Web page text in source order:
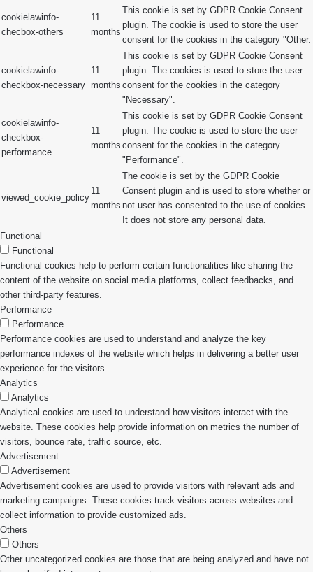
cookielawinfo-
checbox-others
11
months
This cookie is set by GDPR Cookie Consent
plugin. The cookie is used to store the user
consent for the cookies in the category "Other.
cookielawinfo-
checkbox-necessary
11
months
This cookie is set by GDPR Cookie Consent
plugin. The cookies is used to store the user
consent for the cookies in the category
"Necessary".
cookielawinfo-
checkbox-
performance
11
months
This cookie is set by GDPR Cookie Consent
plugin. The cookie is used to store the user
consent for the cookies in the category
"Performance".
viewed_cookie_policy
11
months
The cookie is set by the GDPR Cookie
Consent plugin and is used to store whether or
not user has consented to the use of cookies.
It does not store any personal data.
Functional
Functional
Functional cookies help to perform certain functionalities like sharing the
content of the website on social media platforms, collect feedbacks, and
other third-party features.
Performance
Performance
Performance cookies are used to understand and analyze the key
performance indexes of the website which helps in delivering a better user
experience for the visitors.
Analytics
Analytics
Analytical cookies are used to understand how visitors interact with the
website. These cookies help provide information on metrics the number of
visitors, bounce rate, traffic source, etc.
Advertisement
Advertisement
Advertisement cookies are used to provide visitors with relevant ads and
marketing campaigns. These cookies track visitors across websites and
collect information to provide customized ads.
Others
Others
Other uncategorized cookies are those that are being analyzed and have not